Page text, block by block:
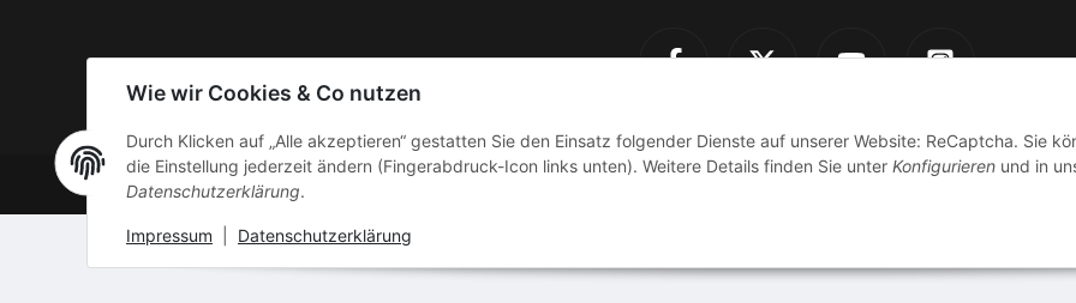
Wie wir Cookies & Co nutzen
Durch Klicken auf „Alle akzeptieren“ gestatten Sie den Einsatz folgender Dienste auf unserer Website: ReCaptcha. Sie
die Einstellung jederzeit ändern (Fingerabdruck-Icon links unten). Weitere Details finden Sie unter Konfigurieren und in
Datenschutzerklärung.
Impressum Datenschutzerklärung
* Alle Preise inkl. gesetzlicher USt., zzgl.